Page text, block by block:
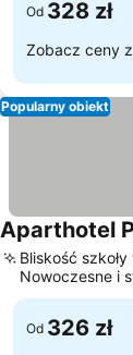
Od 328 zł
Zobacz ceny z
Popularny obiekt
Aparthotel
Bliskość
Nowoczesne i
Od 326 zł